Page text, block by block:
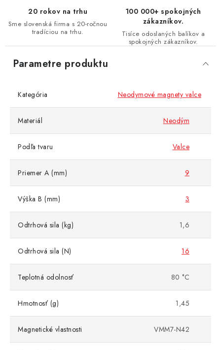
20 rokov na trhu
Sme slovenská firma s 20-ročnou
tradíciou na trhu.
100 000+ spokojných
zákazníkov.
Tisíce odoslaných balíkov a
spokojných zákazníkov.
Parametre produktu
Kategória Neodymové magnety valce
Materiál Neodým
Podľa tvaru Valce
Priemer A (mm) 9
Výška B (mm) 3
Odtrhová sila (kg) 1,6
Odtrhová sila (N) 16
Teplotná odolnosť 80 °C
Hmotnosť (g) 1,45
Magnetické vlastnosti VMM7-N42